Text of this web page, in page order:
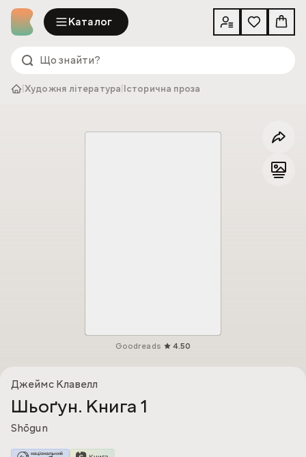
Каталог
|Художня література Історична проза
Goodreads 4.50
Джеймс Клавелл
Шьоґун. Книга 1
Shōgun